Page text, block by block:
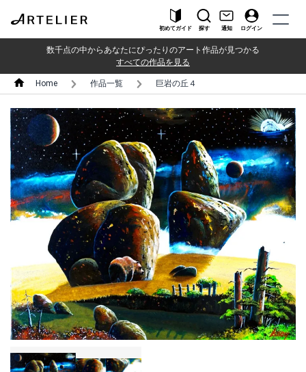
初めてガイド 探す 通知 ログイン
数千点の中からあなたにぴったりのアート作品が見つかる
すべての作品を見る
Home 作品一覧 巨岩の丘４